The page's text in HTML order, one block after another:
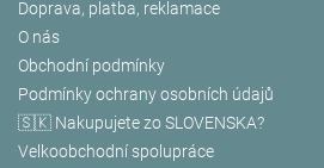
Doprava, platba, reklamace
O nás
Obchodní podmínky
Podmínky ochrany osobních údajů
🇸🇰 Nakupujete zo SLOVENSKA?
Velkoobchodní spolupráce